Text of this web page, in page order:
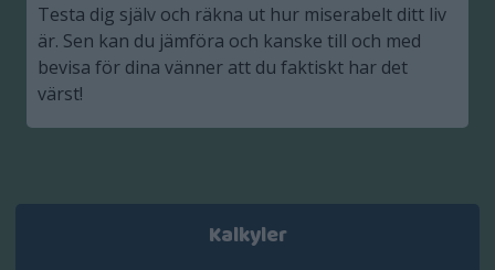
Testa dig själv och räkna ut hur miserabelt ditt liv
är. Sen kan du jämföra och kanske till och med
bevisa för dina vänner att du faktiskt har det
värst!
Kalkyler